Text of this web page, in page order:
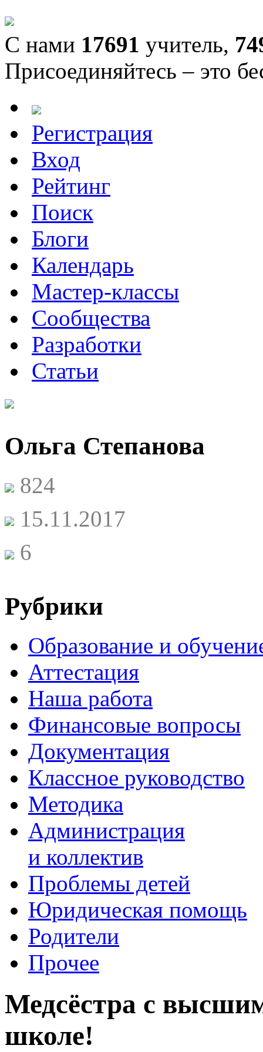
С нами 17691 учитель,
Присоединяйтесь – это
Регистрация
Вход
Рейтинг
Поиск
Блоги
Календарь
Мастер-классы
Сообщества
Разработки
Статьи
Ольга Степанова
824
15.11.2017
6
Рубрики
Образование и
Аттестация
Наша работа
Финансовые вопросы
Документация
Классное руководство
Методика
Администрация
и коллектив
Проблемы детей
Юридическая помощь
Родители
Прочее
Медсёстра с
школе!